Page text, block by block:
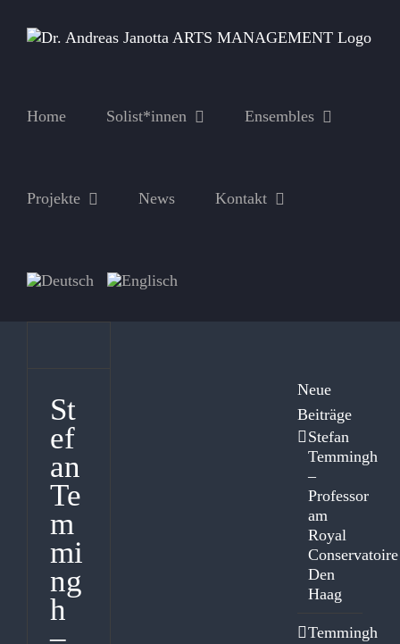
Inhalt
springen
Home Solist*innen Ensembles
Projekte News Kontakt
St
ef
an
Te
m
mi
ng
h
Neue
Beiträge
Stefan
Temmingh
–
Professor
am
Royal
Conservatoire
Den
Haag
Temmingh